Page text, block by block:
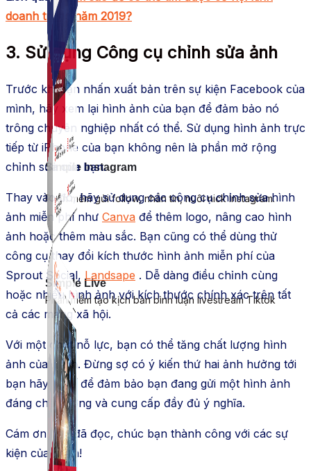
Simple Live
Phần mềm tạo kịch bản bình luận livestream Tiktok
Simple Instagram
Phần mềm gửi follow, nhắn tin, nuôi nick Instagram.
doanh trong năm 2019?
3. Sử dụng Công cụ chỉnh sửa ảnh
Trước khi bạn nhấn xuất bản trên sự kiện Facebook của
mình, hãy xem lại hình ảnh của bạn để đảm bảo nó
trông chuyên nghiệp nhất có thể. Sử dụng hình ảnh trực
tiếp từ iPhone của bạn không nên là phần mở rộng
chỉnh sửa của bạn.
Thay vào đó, hãy sử dụng các công cụ chỉnh sửa hình
ảnh miễn phí như Canva để thêm logo, nâng cao hình
ảnh hoặc thêm màu sắc. Bạn cũng có thể dùng thử
công cụ thay đổi kích thước hình ảnh miễn phí của
Sprout Social, Landsape . Dễ dàng điều chỉnh cùng
hoặc nhiều hình ảnh với kích thước chính xác trên tất
cả các mạng xã hội.
Với một chút nỗ lực, bạn có thể tăng chất lượng hình
ảnh của mình. Đừng sợ có ý kiến ​​thứ hai ảnh hưởng tới
bạn hãy tin là để đảm bảo bạn đang gửi một hình ảnh
đáng chất lượng và cung cấp đầy đủ ý nghĩa.
Cám ơn bạn đã đọc, chúc bạn thành công với các sự
kiện của mình!